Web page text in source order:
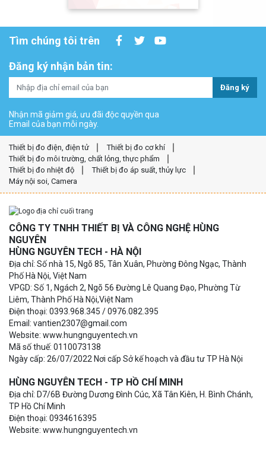
Tìm chúng tôi trên
Đăng ký nhận bản tin:
Đăng ký
Nhận mã giảm giá, ưu đãi độc quyền qua
Email của bạn mỗi ngày.
Thiết bị đo điện, điện tử
Thiết bị đo cơ khí
Thiết bị đo môi trường, chất lỏng, thực phẩm
Thiết bị đo nhiệt độ
Thiết bị đo áp suất, thủy lực
Máy nội soi, Camera
CÔNG TY TNHH THIẾT BỊ VÀ CÔNG NGHỆ HÙNG
NGUYÊN
HÙNG NGUYÊN TECH - HÀ NỘI
Địa chỉ: Số nhà 15, Ngõ 85, Tân Xuân, Phường Đông Ngạc, Thành
Phố Hà Nội, Việt Nam
VPGD: Số 1, Ngách 2, Ngõ 56 Đường Lê Quang Đạo, Phường Từ
Liêm, Thành Phố Hà Nội,Việt Nam
Điện thoại: 0393.968.345 / 0976.082.395
Email: vantien2307@gmail.com
Website: www.hungnguyentech.vn
Mã số thuế: 0110073138
Ngày cấp: 26/07/2022 Nơi cấp Sở kế hoạch và đầu tư TP Hà Nội
HÙNG NGUYÊN TECH - TP HỒ CHÍ MINH
Địa chỉ: D7/6B Đường Dương Đình Cúc, Xã Tân Kiên, H. Bình Chánh,
TP Hồ Chí Minh
Điện thoại: 0934616395
Website: www.hungnguyentech.vn